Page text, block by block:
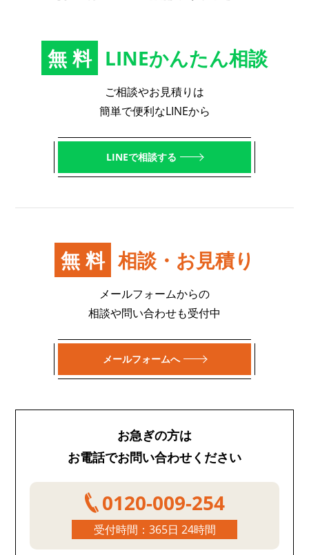
無料 LINEかんたん相談
ご相談やお見積りは
簡単で便利なLINEから
LINEで相談する
無料 相談・お見積り
メールフォームからの
相談や問い合わせも受付中
メールフォームへ
お急ぎの方は
お電話でお問い合わせください
0120-009-254
受付時間：365日 24時間